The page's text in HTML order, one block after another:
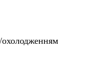
охолодженням